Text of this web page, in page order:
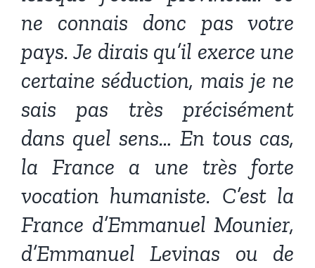
ne connais donc pas votre
pays. Je dirais qu’il exerce une
certaine séduction, mais je ne
sais pas très précisément
dans quel sens… En tous cas,
la France a une très forte
vocation humaniste. C’est la
France d’Emmanuel Mounier,
d’Emmanuel Levinas ou de